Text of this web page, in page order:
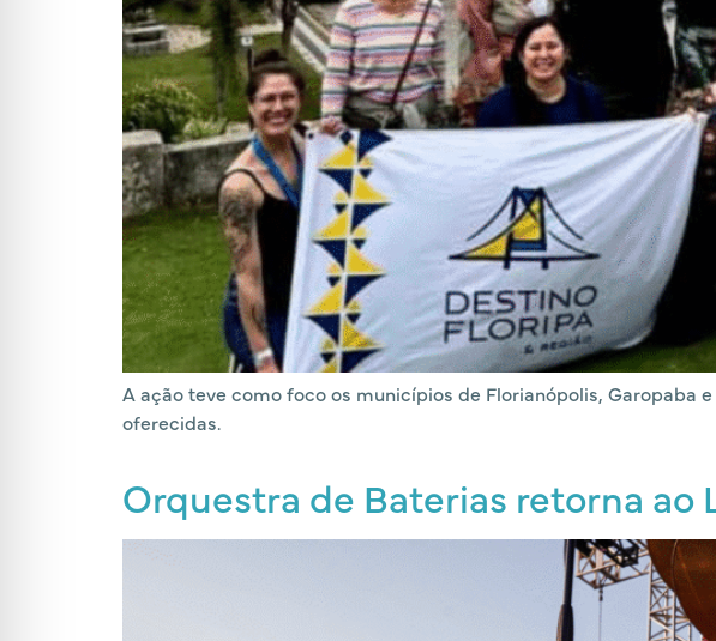
A ação teve como foco os municípios de Florianópolis, Garopaba
oferecidas.
Orquestra de Baterias retorna